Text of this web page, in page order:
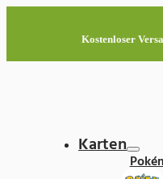
Kostenloser
Karten